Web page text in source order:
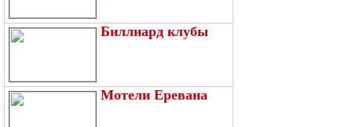
Биллиард клубы
Мотели Еревана